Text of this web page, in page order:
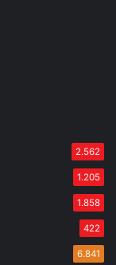
2.562
1.205
1.858
422
6.841